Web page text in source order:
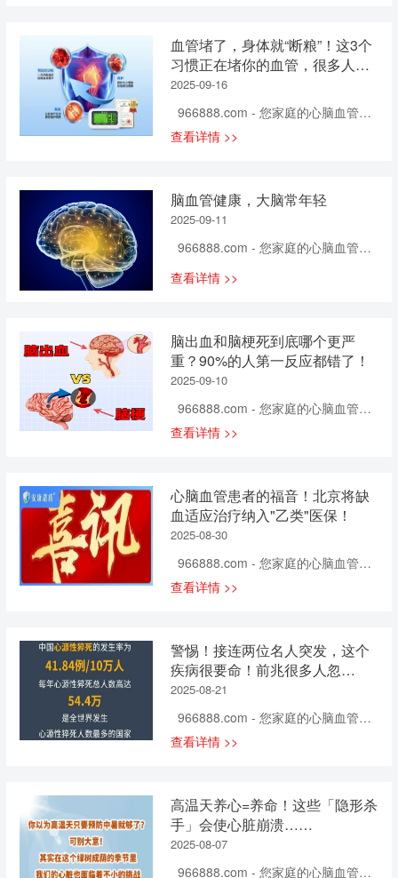
良生活习惯和自身高血压、高血糖等
基础疾病共同作用下，持续损伤血管
内皮细胞，随着血液中的脂质和胆固
淤积会缩小血管腔径，不利于血液循
环，可能造成局部供血不足。而且斑
急性心梗、脑梗等严重心血管事件。
虽然全身的动脉血管都可能长出斑
风险更大。颈动脉斑块的形成往往预
示着严重心脑血管疾病风险，权威期
刊《柳叶刀》子刊曾发布过相关研
方式，把血管壁的结构和那些吓人的
血管疾病（动脉夹层、动脉瘤）讲明
白，看完你就知道咋保护自己的“血管
墙”了！ ?血管壁的“三层墙”，每层都
子的“墙”，从里到外分三层：内膜、中
的“内层装饰板”，由单层内皮细胞紧紧
连在一起，形成一层透水又防害的薄
膜。它负责调节血管内外的物质交
换，还能分泌凝血因子、纤溶酶这
些“小助手”，参与血液凝固和疏通工
的“支撑担当”，由弹性膜和环形平滑肌
细胞组成，弹性纤维和胶原纤维交织
成网状，让血管有弹性、能扩张。
平...
血管堵了，身体就“断粮”！这3个
习惯正在堵你的血管，很多人天
天做
2025-09-16
966888.com - 您家庭的心脑血管健
康专家！ 你有没有想过？身体里的
了“垃圾”（血脂、斑块），血管堵了，
再金贵的营养也到不了地方——就像
早高峰的十字路口，堵得水泄不通
体比城市交通更精密：血管通畅，五
费更大劲泵血，大脑可能缺氧气，连
手脚都可能因为供血不足发麻发凉。
这不是小事，是关乎“生命通道”的大
谁能想到？现在堵血管的，早都不只
是中老年人了。 前阵子刷到个新闻：
块！医生说，跟他天天熬夜改代码、
顿顿外卖、久坐不动脱不开关系。这
不是个例，现在多少人正重复着“堵血
管套餐”？ - 熬夜玩手机，血管在“加
班”：凌晨一两点，你...
查看详情 >>
脑血管健康，大脑常年轻
2025-09-11
966888.com - 您家庭的心脑血管健
脑的控制与调节，每一次呼吸心跳，
最为活跃的器官，如果把脑比作枝繁
叶茂的大树，脑血管就是盘根错节的
树根，如果没有树根汲取充足的养
均重量约1.36千克，占人体重的
2.1%，而脑血流量约占心脏泵血量的
脑损伤。 脑血管主要来自两大动脉系
统，即颈内动脉和椎动脉，两组动脉
系统由粗到细、逐级分支、相互沟
供氧，再由细到粗、逐级汇合，最后
由颈静脉出脑，构成了脑的血液循
被称为后循环。 颈内动脉由颈总动脉
发出，从颈部向上经颅底进入大脑，
入脑后进一步分支为双侧大脑前动脉
和双侧大脑中动脉，主要为大脑的前
2/3供血。椎动脉由双侧锁骨下动脉发
出，后经颈椎横突孔，穿过枕骨大孔
进入颅腔，在脑桥与延髓交界处，
查看详情 >>
脑出血和脑梗死到底哪个更严
重？90%的人第一反应都错了！
2025-09-10
966888.com - 您家庭的心脑血管健
康专家！ 你有没有想过，有一天，
你正走在路上，突然眼前一黑，身体
情况，不是电影情节，而是每天都在
真实上演的悲剧。在中国，每12秒就
有一人发生脑卒中，每21秒就有一人
因此死亡。而在这类疾病中，最常被
提起的两个词就是：脑出血 和 脑梗
死。 很多人一听这两个词就懵了：到
医学术语，只用最直白的大白话，告
诉你一个关乎生死的真相。 脑出血
vs 脑梗死：谁更“狠”？ 先说结论：脑
重。 为什么？我们可以打个比方： 脑
出血，就像高压水枪对着一块豆腐猛
方也挤坏了。 而脑梗死，更像是水管
被堵住了，水流不过去，下游的器
官“饿着了”，但只要及时疏通，水一
能明白：...
查看详情 >>
心脑血管患者的福音！北京将缺
血适应治疗纳入"乙类"医保！
2025-08-30
966888.com - 您家庭的心脑血管健
康专家！ 相信这一政策实施后，将
会有更多城市响应，将缺血预适应训
进行预适应训练，推荐您使用安康诺
盾预适应训练仪。 安康诺盾预适应训
练仪可通过经常对人体进行反复的、
短暂的、无创伤、无危害的缺血预适
应训练，激发人体免疫系统的应急机
制，从而达到预防心脑血管等疾病的
我们从中节选出20位用户的真实反
馈，分享给大家： “做了训练后 头不
沉，睡眠变好” “使用十个月 停药九个
查看详情 >>
警惕！接连两位名人突发，这个
疾病很要命！前兆很多人忽
略……
2025-08-21
966888.com - 您家庭的心脑血管健
康专家！ 据报道，8月8日凌晨，歌
手朴翔因心梗意外离世，年仅35岁。
无常。 无独有偶，就在几天前，演员
张晋也在一档综艺节目里自曝曾在国
外旅游时，因为心脏病突然发作，差
点丧命。 据张晋表示，当时他疼得厉
查看详情 >>
高温天养心=养命！这些「隐形杀
手」会使心脏崩溃……
2025-08-07
966888.com - 您家庭的心脑血管健